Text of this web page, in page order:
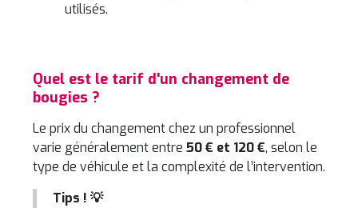
utilisés.
Quel est le tarif d'un changement de
bougies ?
Le prix du changement chez un professionnel
varie généralement entre 50 € et 120 €, selon le
type de véhicule et la complexité de l’intervention.
Tips ! 💡